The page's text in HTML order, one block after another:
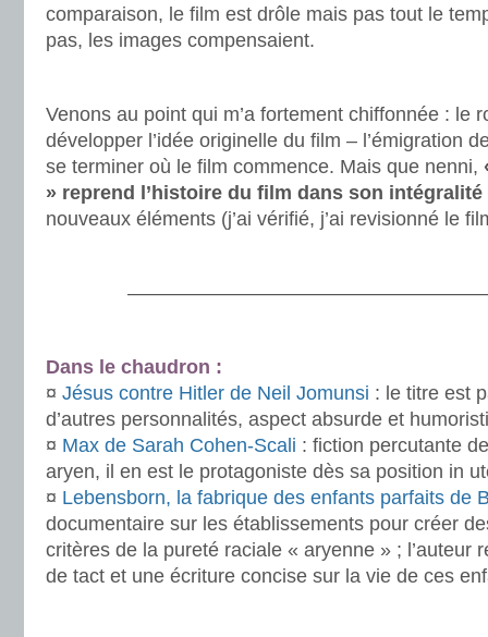
comparaison, le film est drôle mais pas tout le
pas, les images compensaient.
Venons au point qui m’a fortement chiffonnée : le
développer l’idée originelle du film – l’émigration
se terminer où le film commence. Mais que nenni,
» reprend l’histoire du film dans son intégralité
nouveaux éléments (j’ai vérifié, j’ai revisionné le
Dans le chaudron :
¤ Jésus contre Hitler de Neil Jomunsi : le titre est
d’autres personnalités, aspect absurde et
¤ Max de Sarah Cohen-Scali : fiction percutante
aryen, il en est le protagoniste dès sa position in
¤ Lebensborn, la fabrique des enfants parfaits de
documentaire sur les établissements pour créer
critères de la pureté raciale « aryenne » ; l’auteur
de tact et une écriture concise sur la vie de ces